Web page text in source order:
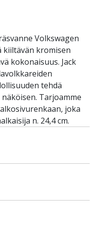
Volkswagen
kiiltävän kromisen
kokonaisuus. Jack
tehdä
Tarjoamme
joka
n. 24,4 cm.